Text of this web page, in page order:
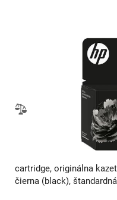
cartridge, originálna
čierna (black),